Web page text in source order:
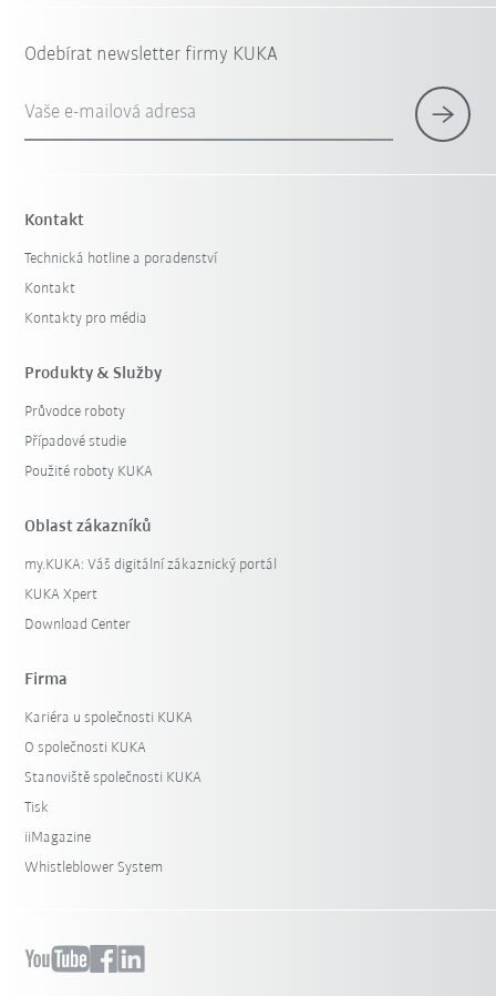
Odebírat newsletter firmy KUKA
Vaše e-mailová adresa
Kontakt
Technická hotline a poradenství
Kontakt
Kontakty pro média
Produkty & Služby
Průvodce roboty
Případové studie
Použité roboty KUKA
Oblast zákazníků
my.KUKA: Váš digitální zákaznický portál
KUKA Xpert
Download Center
Firma
Kariéra u společnosti KUKA
O společnosti KUKA
Stanoviště společnosti KUKA
Tisk
iiMagazine
Whistleblower System